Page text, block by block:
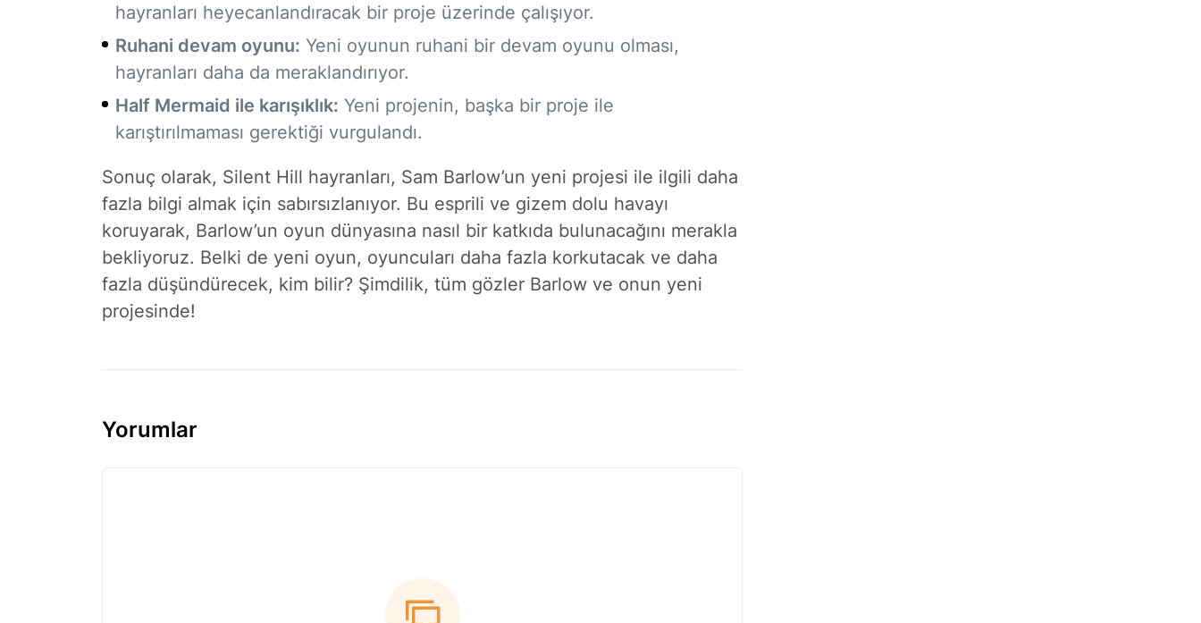
hayranları heyecanlandıracak bir proje üzerinde çalışıyor.
Ruhani devam oyunu: Yeni oyunun ruhani bir devam oyunu olması,
hayranları daha da meraklandırıyor.
Half Mermaid ile karışıklık: Yeni projenin, başka bir proje ile
karıştırılmaması gerektiği vurgulandı.
Sonuç olarak, Silent Hill hayranları, Sam Barlow’un yeni projesi ile ilgili daha
fazla bilgi almak için sabırsızlanıyor. Bu esprili ve gizem dolu havayı
koruyarak, Barlow’un oyun dünyasına nasıl bir katkıda bulunacağını merakla
bekliyoruz. Belki de yeni oyun, oyuncuları daha fazla korkutacak ve daha
fazla düşündürecek, kim bilir? Şimdilik, tüm gözler Barlow ve onun yeni
projesinde!
Yorumlar